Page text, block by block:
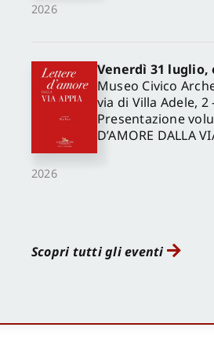
2026
2026
Venerdì 31 luglio,
Museo Civico
via di Villa Adele, 2
Presentazione
D’AMORE DALLA
Scopri tutti gli eventi